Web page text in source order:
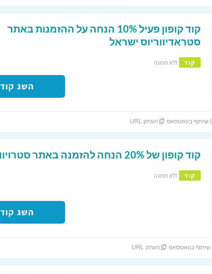
קוד קופון פעיל 10% הנחה על ההזמנות באתר
סטראדיווריוס ישראל
קוד ללא תפוגה
השג קוד
שיתוף בוואטסאפ העתק URL
קוד קופון של 20% הנחה להזמנה באתר סטרויווריוס
קוד ללא תפוגה
השג קוד
שיתוף בוואטסאפ העתק URL